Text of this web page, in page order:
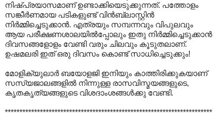
നിഷ്പ്രയാസമാണ് ഉണ്ടാക്കിയെടുക്കുന്നത്. പത്തോളം
സങ്കീര്‍ണമായ പടികളുണ്ട് വിന്‍ബ്ലാസ്റ്റിന്‍
നിര്‍മ്മിച്ചെടുക്കാന്‍. എത്രയും സമ്പന്നവും വിപുലവും
ആയ പരീക്ഷണശാലയില്‍പ്പോലും ഇതു നിര്‍മ്മിച്ചെടുക്കാന്‍
ദിവസങ്ങളോളം വേണ്ടി വരും ചിലവും കൂടുതലാണ്.
ഉഷമലരി ഇത് ഒരു ദിവസം കൊണ്ട് സാധിച്ചെടുക്കും!
മോളിക്യുലാര്‍ ബയോളജി ഇനിയും കാത്തിരിക്കുകയാണ്
സസ്യജാലങ്ങളില്‍ നിന്നുള്ള രാസവിസ്മയങ്ങളുടെ,
കൃതകൃത്യങ്ങളുടെ വിശദാംശങ്ങള്‍ക്കു വേണ്ടി.
***********************************************************************